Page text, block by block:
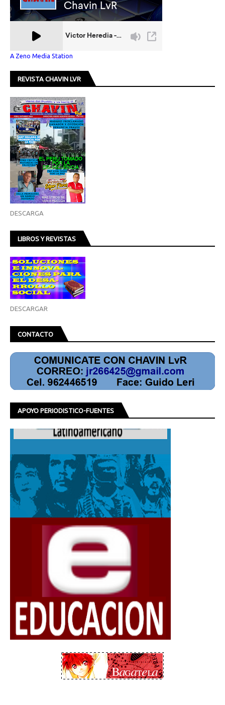
A Zeno Media Station
REVISTA CHAVIN LVR
DESCARGA
LIBROS Y REVISTAS
DESCARGAR
CONTACTO
APOYO PERIODISTICO-FUENTES